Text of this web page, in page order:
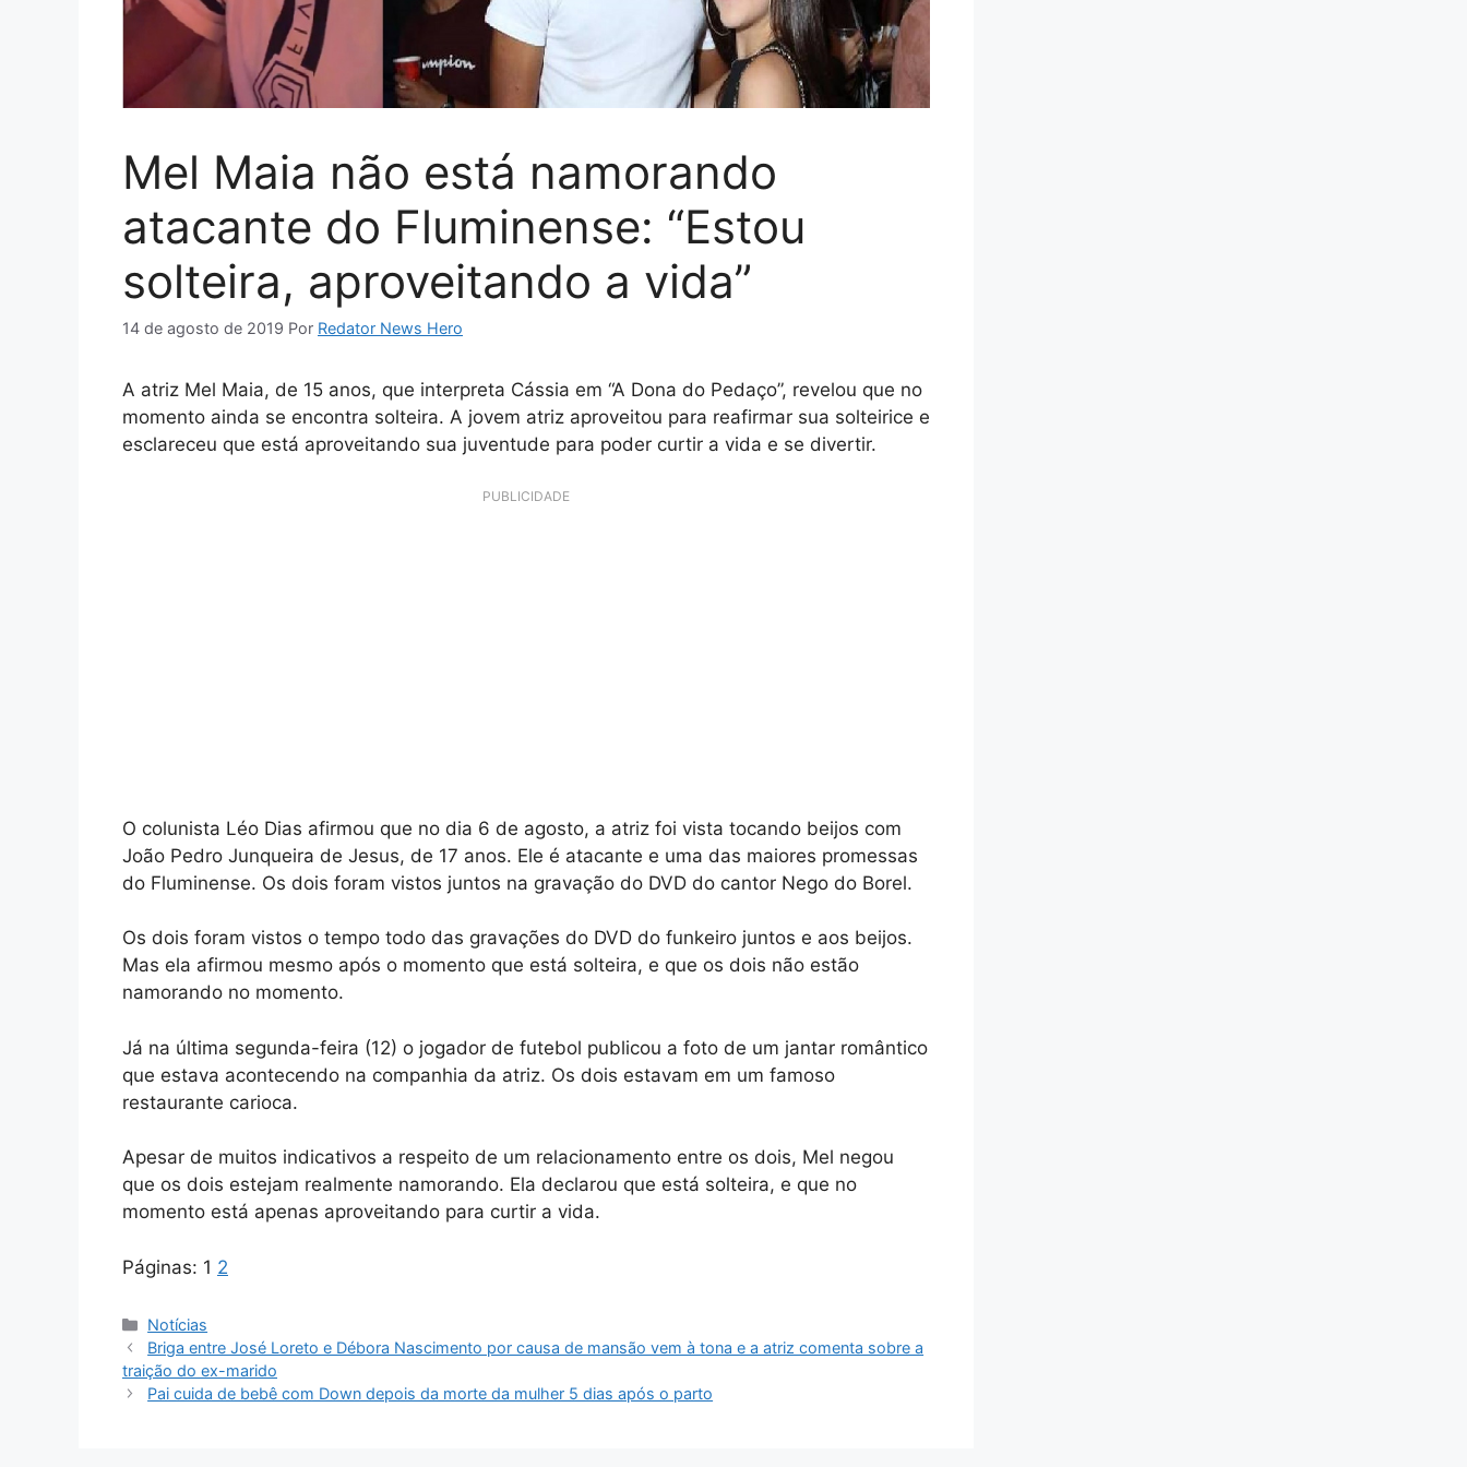
Mel Maia não está namorando
atacante do Fluminense: “Estou
solteira, aproveitando a vida”
14 de agosto de 2019 Por Redator News Hero
A atriz Mel Maia, de 15 anos, que interpreta Cássia em “A Dona do Pedaço”, revelou que no
momento ainda se encontra solteira. A jovem atriz aproveitou para reafirmar sua solteirice e
esclareceu que está aproveitando sua juventude para poder curtir a vida e se divertir.
PUBLICIDADE
O colunista Léo Dias afirmou que no dia 6 de agosto, a atriz foi vista tocando beijos com
João Pedro Junqueira de Jesus, de 17 anos. Ele é atacante e uma das maiores promessas
do Fluminense. Os dois foram vistos juntos na gravação do DVD do cantor Nego do Borel.
Os dois foram vistos o tempo todo das gravações do DVD do funkeiro juntos e aos beijos.
Mas ela afirmou mesmo após o momento que está solteira, e que os dois não estão
namorando no momento.
Já na última segunda-feira (12) o jogador de futebol publicou a foto de um jantar romântico
que estava acontecendo na companhia da atriz. Os dois estavam em um famoso
restaurante carioca.
Apesar de muitos indicativos a respeito de um relacionamento entre os dois, Mel negou
que os dois estejam realmente namorando. Ela declarou que está solteira, e que no
momento está apenas aproveitando para curtir a vida.
Páginas: 1 2
Categorias
Notícias
Briga entre José Loreto e Débora Nascimento por causa de mansão vem à tona e a atriz comenta sobre a
traição do ex-marido
Pai cuida de bebê com Down depois da morte da mulher 5 dias após o parto